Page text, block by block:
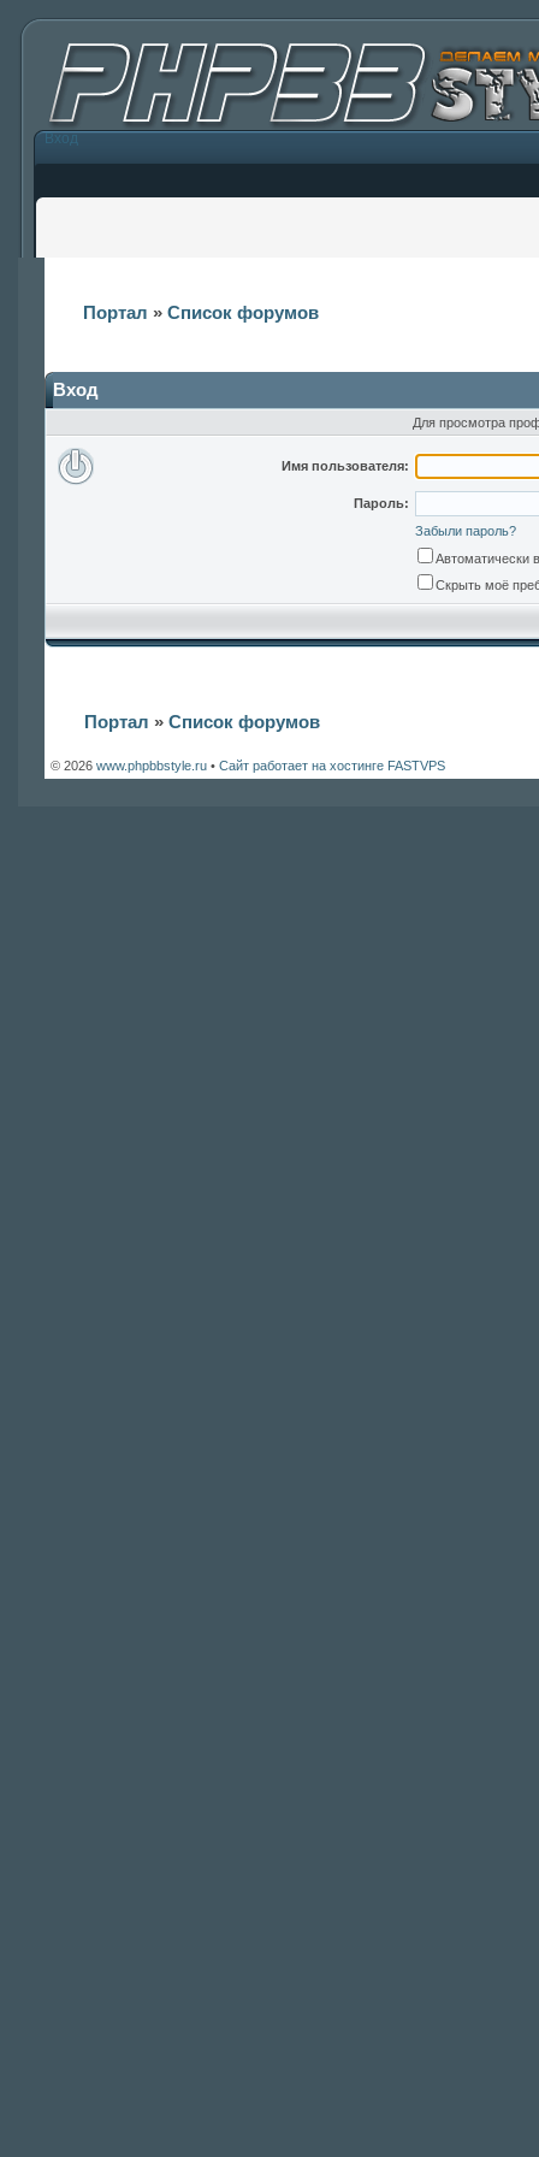
Вход
Портал » Список форумов
Вход
Для просмотра
Имя пользователя:
Пароль:
Забыли пароль?
Автоматически
Скрыть моё
Портал »Список форумов
© 2026 www.phpbbstyle.ru • Сайт работает на хостинге FASTVPS